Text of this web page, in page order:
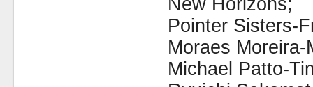
New Horizons;
Pointer Sisters-
Moraes
Michael Patto-